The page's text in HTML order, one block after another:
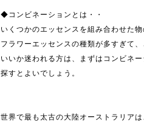
◆コンビネーションとは・・
いくつかのエッセンスを組み合わせた物
フラワーエッセンスの種類が多すぎて
いいか迷われる方は、まずはコンビネ
探すとよいでしょう。
世界で最も太古の大陸オーストラリア